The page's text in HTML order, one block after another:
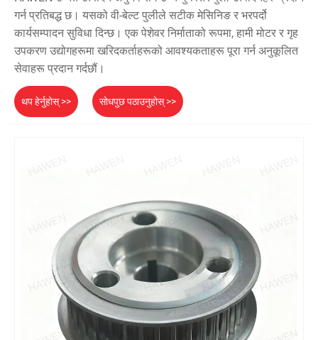
गर्न प्रतिबद्ध छ। यसको वी-बेल्ट पुलीले सटीक मेसिनिङ र भरपर्दो
कार्यसम्पादन सुविधा दिन्छ। एक पेशेवर निर्माताको रूपमा, हामी मोटर र गृह
उपकरण उद्योगहरूमा खरिदकर्ताहरूको आवश्यकताहरू पूरा गर्न अनुकूलित
सेवाहरू प्रदान गर्दछौं।
थप हेर्नुहोस् >> सोधपुछ पठाउनुहोस् >>